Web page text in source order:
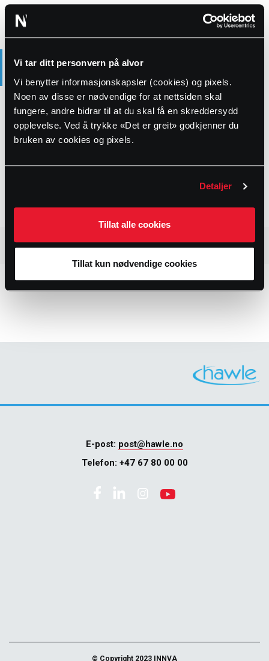
Vi tar ditt personvern på alvor
Vi benytter informasjonskapsler (cookies) og pixels.
Noen av disse er nødvendige for at nettsiden skal
fungere, andre bidrar til at du skal få en skreddersydd
opplevelse. Ved å trykke «Det er greit» godkjenner du
bruken av cookies og pixels.
Detaljer
Tillat alle cookies
Tillat kun nødvendige cookies
3.3 kg
Dimensjoner 204 cm
DOKUMENTER
E-post: post@hawle.no
Telefon: +47 67 80 00 00
© Copyright 2023 INNVA